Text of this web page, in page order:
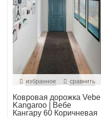
избранное сравнить
Ковровая дорожка Vebe
Kangaroo | Вебе
Кангару 60 Коричневая